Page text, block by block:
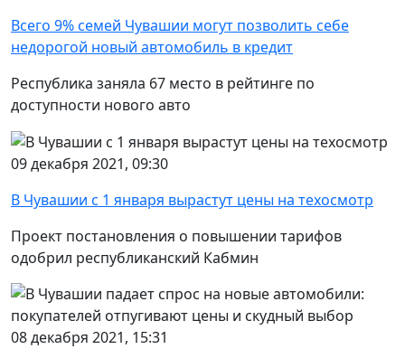
Всего 9% семей Чувашии могут позволить себе
недорогой новый автомобиль в кредит
Республика заняла 67 место в рейтинге по
доступности нового авто
09 декабря 2021, 09:30
В Чувашии с 1 января вырастут цены на техосмотр
Проект постановления о повышении тарифов
одобрил республиканский Кабмин
08 декабря 2021, 15:31